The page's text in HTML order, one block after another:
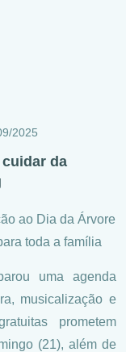
2025
cuidar da
ao Dia da Árvore
toda a família
uma agenda
musicalização e
prometem
(21), além de